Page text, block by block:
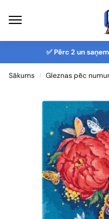
✅ Pērc 2 un
Sākums / Gleznas pēc